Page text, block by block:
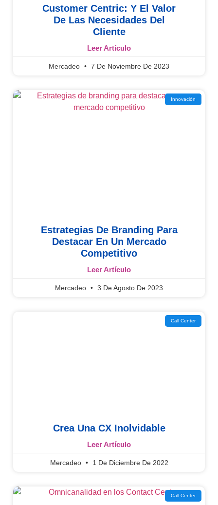
Customer Centric: Y El Valor
De Las Necesidades Del
Cliente
Leer Artículo
Mercadeo 7 De Noviembre De 2023
Innovación
Estrategias De Branding Para
Destacar En Un Mercado
Competitivo
Leer Artículo
Mercadeo 3 De Agosto De 2023
Call Center
Crea Una CX Inolvidable
Leer Artículo
Mercadeo 1 De Diciembre De 2022
Call Center